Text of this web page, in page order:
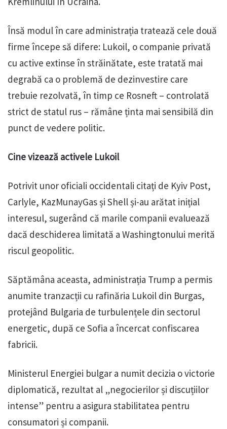
Însă modul în care administrația tratează cele două
firme începe să difere: Lukoil, o companie privată
cu active extinse în străinătate, este tratată mai
degrabă ca o problemă de dezinvestire care
trebuie rezolvată, în timp ce Rosneft – controlată
strict de statul rus – rămâne ținta mai sensibilă din
punct de vedere politic.
Cine vizează activele Lukoil
Potrivit unor oficiali occidentali citați de Kyiv Post,
Carlyle, KazMunayGas și Shell și-au arătat inițial
interesul, sugerând că marile companii evaluează
dacă deschiderea limitată a Washingtonului merită
riscul geopolitic.
Săptămâna aceasta, administrația Trump a permis
anumite tranzacții cu rafinăria Lukoil din Burgas,
protejând Bulgaria de turbulențele din sectorul
energetic, după ce Sofia a încercat confiscarea
fabricii.
Ministerul Energiei bulgar a numit decizia o victorie
diplomatică, rezultat al „negocierilor și discuțiilor
intense” pentru a asigura stabilitatea pentru
consumatori și companii.